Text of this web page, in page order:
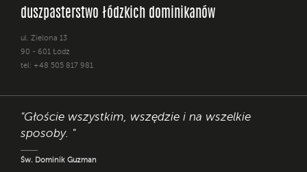
duszpasterstwo łódzkich dominikanów
ul. Zielona 13
90 - 601 Łódź
tel: +48 505 817 981
"Głoście wszystkim, wszędzie i na wszelkie
sposoby. "
Św. Dominik Guzman